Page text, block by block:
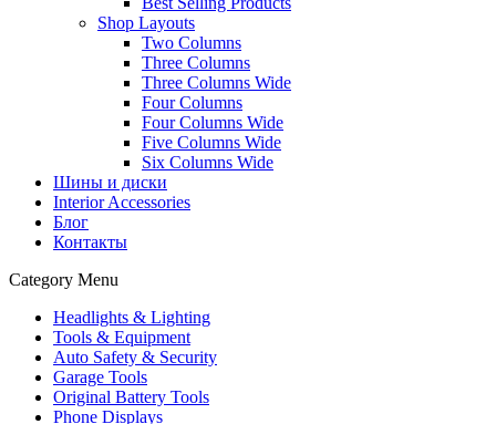
Shop Layouts
Two Columns
Three Columns
Three Columns Wide
Four Columns
Four Columns Wide
Five Columns Wide
Six Columns Wide
Шины и диски
Interior Accessories
Блог
Контакты
Category Menu
Headlights & Lighting
Tools & Equipment
Auto Safety & Security
Garage Tools
Original Battery Tools
Phone Displays